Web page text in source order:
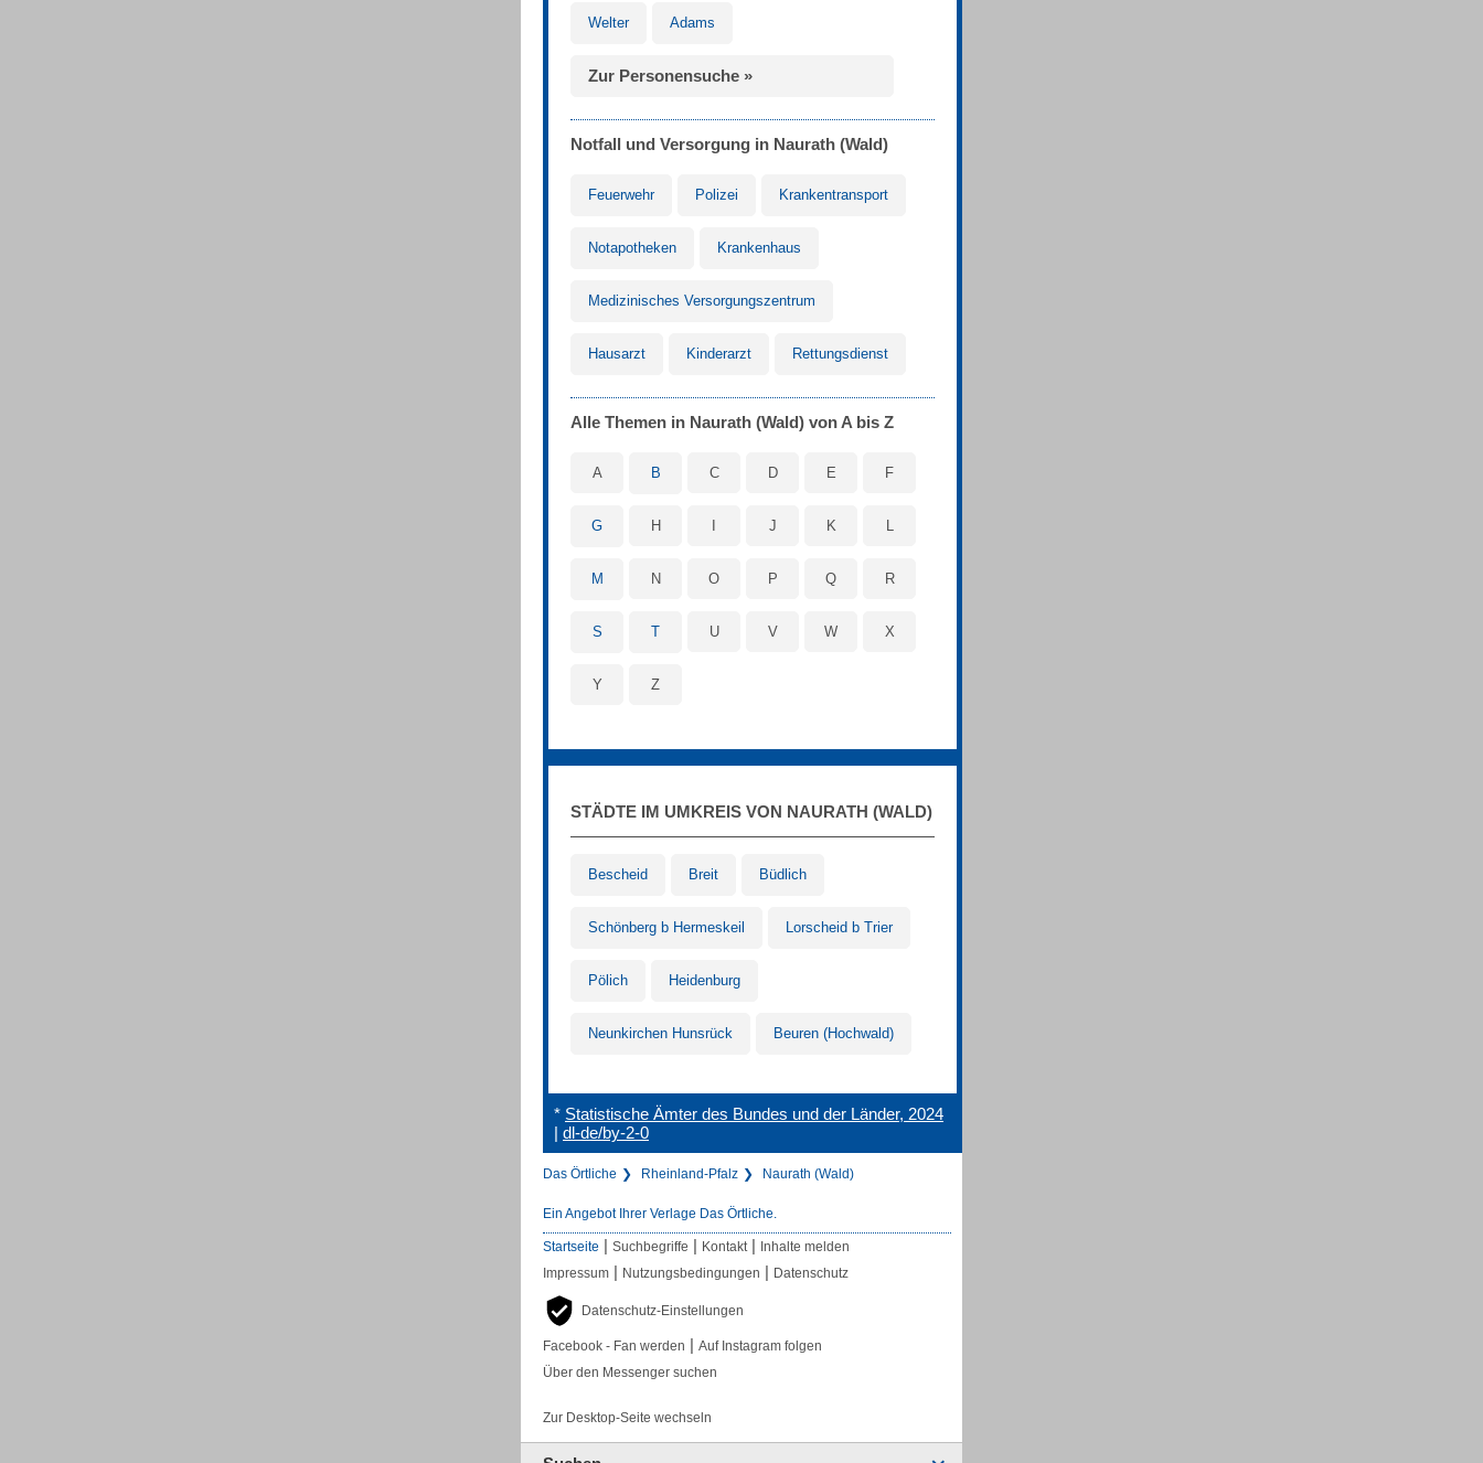
Welter Adams
Zur Personensuche »
Notfall und Versorgung in Naurath (Wald)
Feuerwehr Polizei Krankentransport
Notapotheken Krankenhaus
Medizinisches Versorgungszentrum
Hausarzt Kinderarzt Rettungsdienst
Alle Themen in Naurath (Wald) von A bis Z
A B C D E F
G H J K L
M N O P Q R
S T U V W X
Y Z
STÄDTE IM UMKREIS VON NAURATH (WALD)
Bescheid Breit Büdlich
Schönberg b Hermeskeil Lorscheid b Trier
Pölich Heidenburg
Neunkirchen Hunsrück Beuren (Hochwald)
* Statistische Ämter des Bundes und der Länder, 2024
| dl-de/by-2-0
Das Örtliche Rheinland-Pfalz Naurath (Wald)
Ein Angebot Ihrer Verlage Das Örtliche.
Startseite | Suchbegriffe | Kontakt | Inhalte melden
Impressum | Nutzungsbedingungen | Datenschutz
Datenschutz-Einstellungen
Facebook - Fan werden | Auf Instagram folgen
Über den Messenger suchen
Zur Desktop-Seite wechseln